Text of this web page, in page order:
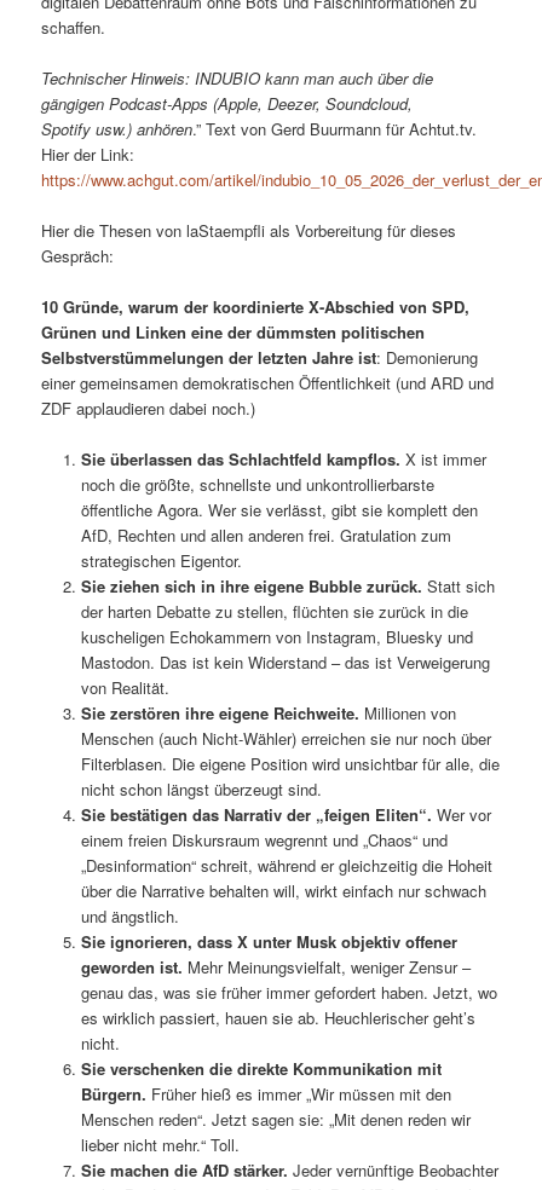
schaffen.
Technischer Hinweis: INDUBIO kann man auch über die
gängigen Podcast-Apps (Apple, Deezer, Soundcloud,
Spotify usw.) anhören.” Text von Gerd Buurmann für Achtut.tv.
Hier der Link:
https://www.achgut.com/artikel/
Hier die Thesen von laStaempfli als Vorbereitung für dieses
Gespräch:
10 Gründe, warum der koordinierte X-Abschied von SPD,
Grünen und Linken eine der dümmsten politischen
Selbstverstümmelungen der letzten Jahre ist: Demonierung
einer gemeinsamen demokratischen Öffentlichkeit (und ARD und
ZDF applaudieren dabei noch.)
Sie überlassen das Schlachtfeld kampflos. X ist immer
noch die größte, schnellste und unkontrollierbarste
öffentliche Agora. Wer sie verlässt, gibt sie komplett den
AfD, Rechten und allen anderen frei. Gratulation zum
strategischen Eigentor.
Sie ziehen sich in ihre eigene Bubble zurück. Statt sich
der harten Debatte zu stellen, flüchten sie zurück in die
kuscheligen Echokammern von Instagram, Bluesky und
Mastodon. Das ist kein Widerstand – das ist Verweigerung
von Realität.
Sie zerstören ihre eigene Reichweite. Millionen von
Menschen (auch Nicht-Wähler) erreichen sie nur noch über
Filterblasen. Die eigene Position wird unsichtbar für alle, die
nicht schon längst überzeugt sind.
Sie bestätigen das Narrativ der „feigen Eliten“. Wer vor
einem freien Diskursraum wegrennt und „Chaos“ und
„Desinformation“ schreit, während er gleichzeitig die Hoheit
über die Narrative behalten will, wirkt einfach nur schwach
und ängstlich.
Sie ignorieren, dass X unter Musk objektiv offener
geworden ist. Mehr Meinungsvielfalt, weniger Zensur –
genau das, was sie früher immer gefordert haben. Jetzt, wo
es wirklich passiert, hauen sie ab. Heuchlerischer geht’s
nicht.
Sie verschenken die direkte Kommunikation mit
Bürgern. Früher hieß es immer „Wir müssen mit den
Menschen reden“. Jetzt sagen sie: „Mit denen reden wir
lieber nicht mehr.“ Toll.
Sie machen die AfD stärker. Jeder vernünftige Beobachter